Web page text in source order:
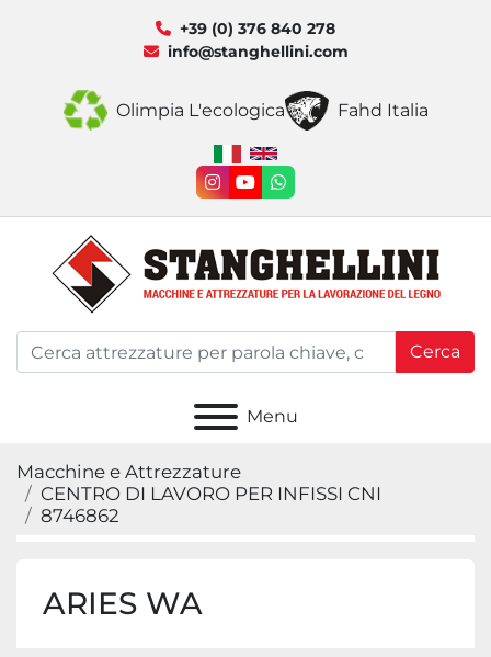
+39 (0) 376 840 278
info@stanghellini.com
Olimpia L'ecologica Fahd Italia
instagram
youtubewhatsapp
Cerca
Menu
Macchine e Attrezzature
CENTRO DI LAVORO PER INFISSI CNI
8746862
ARIES WA